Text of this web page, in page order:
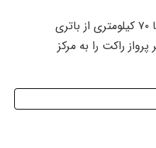
رادار راکت ورودی را در فاصله ۴ تا ۷۰ کیلومتری از باتری
راکت را به مرکز